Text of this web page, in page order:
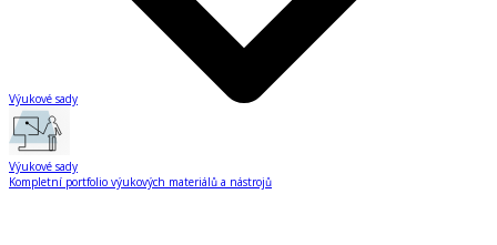
Výukové sady
Výukové sady
Kompletní portfolio výukových materiálů a nástrojů